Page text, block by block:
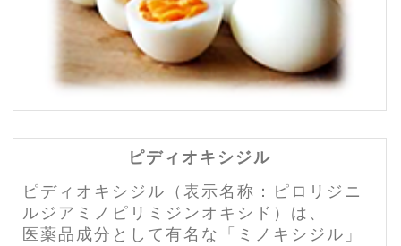
ピディオキシジル
ピディオキシジル（表示名称：ピロリジニ
ルジアミノピリミジンオキシド）は、
医薬品成分として有名な「ミノキシジル」